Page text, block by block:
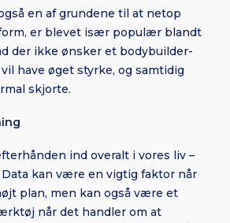
en af grundene til at netop
er blevet især populær blandt
der ikke ønsker et bodybuilder-
have øget styrke, og samtidig
skjorte.
ind overalt i vores liv –
kan være en vigtig faktor når
plan, men kan også være et
når det handler om at